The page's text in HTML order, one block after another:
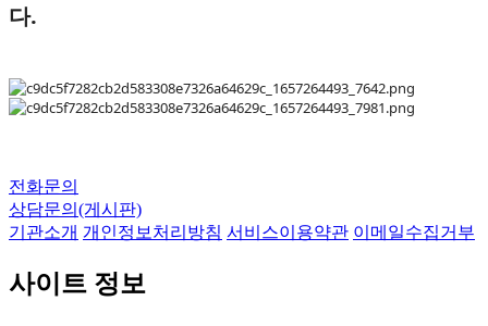
다.
전화문의
상담문의(게시판)
기관소개 개인정보처리방침 서비스이용약관 이메일수집거부
사이트 정보